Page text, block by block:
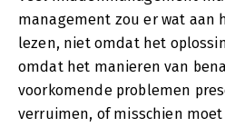
management zou er wat aan
lezen, niet omdat het
omdat het manieren van
voorkomende problemen
verruimen, of misschien